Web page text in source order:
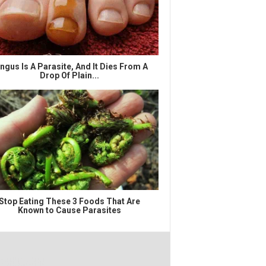
Is A Parasite, And It Dies From A
Drop Of Plain...
Eating These 3 Foods That Are
Known to Cause Parasites